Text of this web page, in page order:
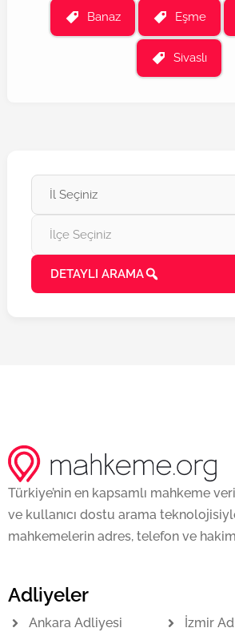
Banaz Eşme
Sivaslı
DETAYLI ARAMA
Türkiye’nin en kapsamlı mahkeme
ve kullanıcı dostu arama
mahkemelerin adres, telefon ve
Adliyeler
Ankara Adliyesi İzmir